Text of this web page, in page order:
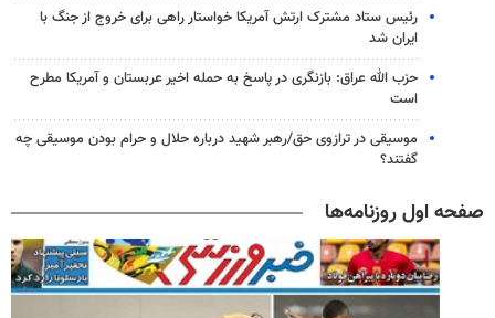
رئیس ستاد مشترک ارتش آمریکا خواستار راهی برای خروج از جنگ با
ایران شد
حزب الله عراق: بازنگری در پاسخ به حمله اخیر عربستان و آمریکا مطرح
است
موسیقی در ترازوی حق/رهبر شهید درباره حلال و حرام بودن موسیقی چه
گفتند؟
صفحه اول روزنامه‌ها